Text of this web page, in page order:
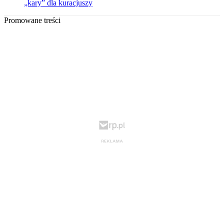
„kary” dla kuracjuszy
Promowane treści